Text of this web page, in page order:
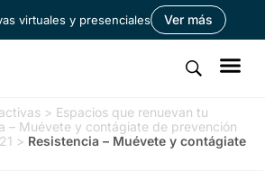
virtuales y presenciales Ver más
> Espacios que renuevan tu
– Muévete y contágiate de prevención
> Resistencia – Muévete y contágiate